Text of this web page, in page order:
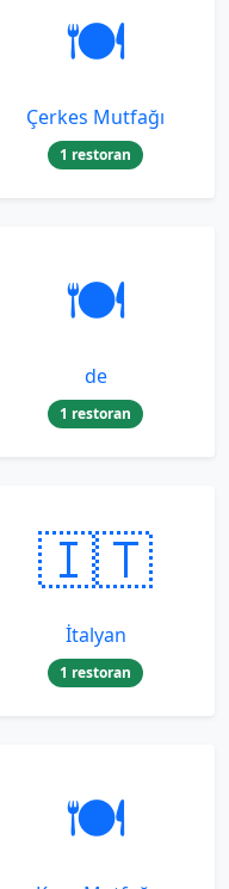
🍽️
Çerkes Mutfağı
1 restoran
🍽️
de
1 restoran
🇮🇹
İtalyan
1 restoran
🍽️